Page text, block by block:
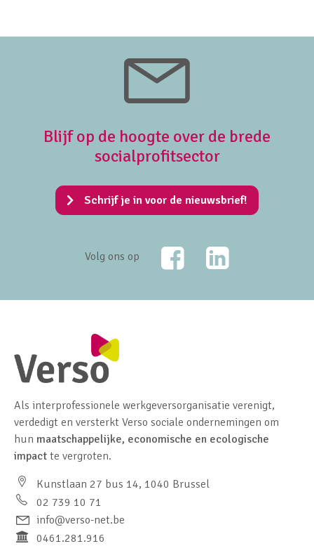
Blijf op de hoogte over de brede
socialprofitsector
Schrijf je in voor de nieuwsbrief!
Volg ons op
FacebookLinkedIn
Als interprofessionele werkgeversorganisatie verenigt,
verdedigt en versterkt Verso sociale ondernemingen om
hun maatschappelijke, economische en ecologische
impact te vergroten.
Kunstlaan 27 bus 14, 1040 Brussel
02 739 10 71
info@verso-net.be
0461.281.916